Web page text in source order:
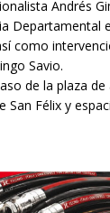
Andrés
Departamental
como
Savio.
de la plaza de
Félix y